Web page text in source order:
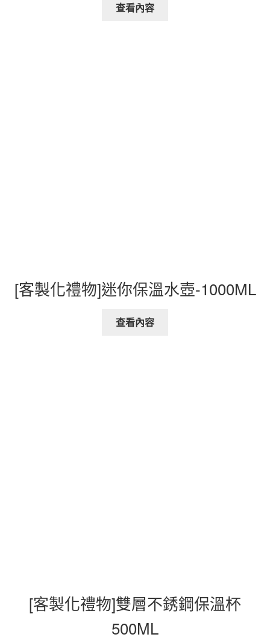
查看內容
[客製化禮物]迷你保溫水壺-1000ML
查看內容
[客製化禮物]雙層不銹鋼保溫杯
500ML